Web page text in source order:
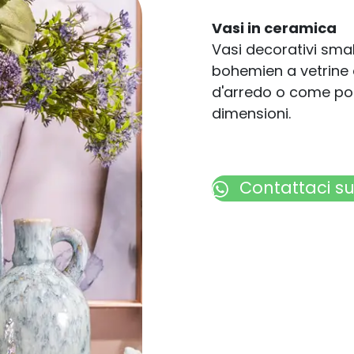
Vasi in ceramica
Vasi decorativi
bohemien a
d'arredo o come
dimensioni.
Contattaci